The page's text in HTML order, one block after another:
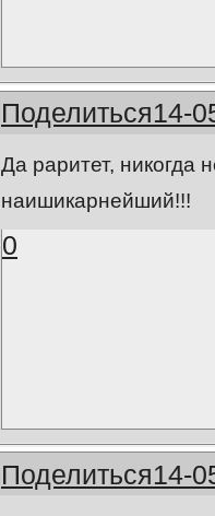
Поделиться14-
Да раритет, никогда
наишикарнейший!!!
0
Поделиться14-